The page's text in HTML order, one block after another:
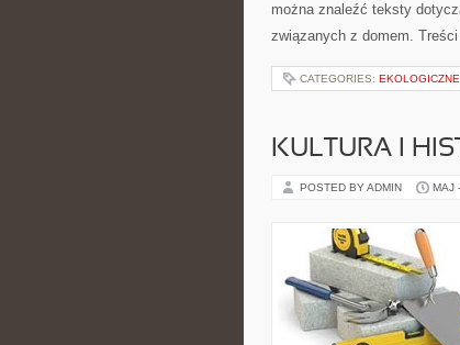
można znaleźć teksty
związanych z domem.
CATEGORIES:
KULTURA I
POSTED BY ADMIN MAJ